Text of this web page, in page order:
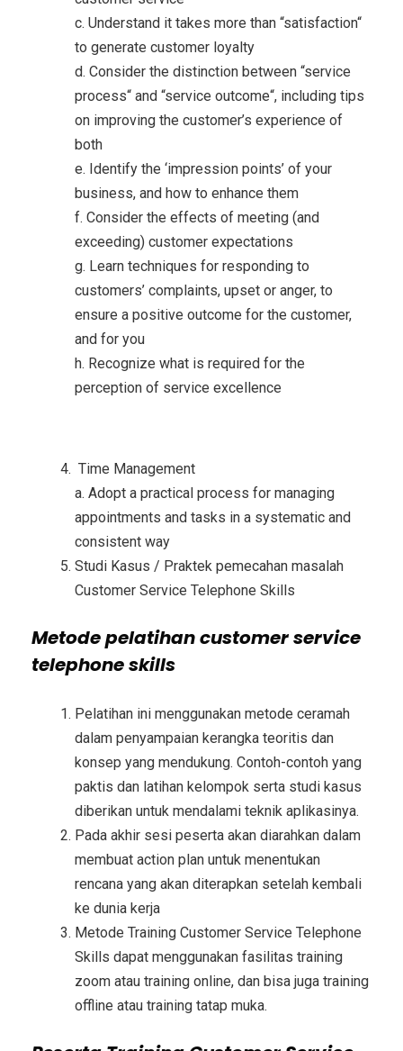
c. Understand it takes more than “satisfaction“
to generate customer loyalty
d. Consider the distinction between “service
process“ and “service outcome“, including tips
on improving the customer’s experience of
both
e. Identify the ‘impression points’ of your
business, and how to enhance them
f. Consider the effects of meeting (and
exceeding) customer expectations
g. Learn techniques for responding to
customers’ complaints, upset or anger, to
ensure a positive outcome for the customer,
and for you
h. Recognize what is required for the
perception of service excellence
Time Management
a. Adopt a practical process for managing
appointments and tasks in a systematic and
consistent way
Studi Kasus / Praktek pemecahan masalah
Customer Service Telephone Skills
Metodepelatihan customer service
telephone skills
Pelatihan ini menggunakan metode ceramah
dalam penyampaian kerangka teoritis dan
konsep yang mendukung. Contoh-contoh yang
paktis dan latihan kelompok serta studi kasus
diberikan untuk mendalami teknik aplikasinya.
Pada akhir sesi peserta akan diarahkan dalam
membuat action plan untuk menentukan
rencana yang akan diterapkan setelah kembali
ke dunia kerja
Metode Training Customer Service Telephone
Skills dapat menggunakan fasilitas training
zoom atau training online, dan bisa juga training
offline atau training tatap muka.